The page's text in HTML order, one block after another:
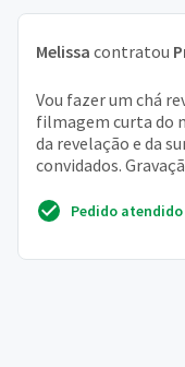
Melissa contratou
Vou fazer um chá
filmagem curta do
da revelação e da
convidados.
Pedido atendido